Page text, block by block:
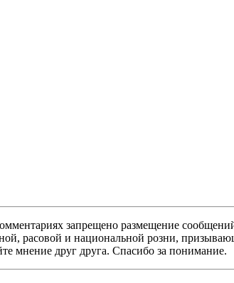
запрещено размещение
расовой и национальной розни,
мнение друг друга. Спасибо за понимание.